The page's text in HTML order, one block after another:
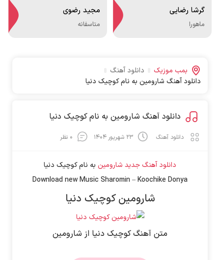
گرشا رضایی
ماهورا
مجید رضوی
متاسفانه
بمب موزیک
دانلود آهنگ
دانلود آهنگ شارومین به نام کوچیک دنیا
دانلود آهنگ شارومین به نام کوچیک دنیا
دانلود آهنگ ۲۳ شهریور ۱۴۰۴ ۰ نظر
دانلود آهنگ جدید شارومین به نامکوچیک دنیا
Download new Music Sharomin–Koochike Donya
شارومین کوچیک دنیا
متن آهنگ کوچیک دنیا از شارومین